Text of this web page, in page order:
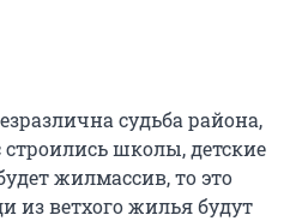
судьба района,
школы, детские
жилмассив, то это
из ветхого жилья будут